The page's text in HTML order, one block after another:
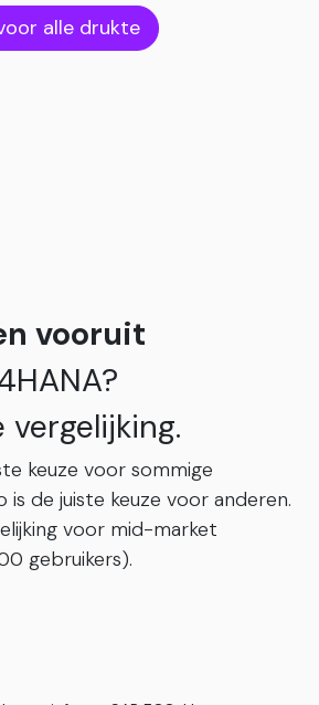
alle drukte
vooruit
vergelijking.
keuze voor sommige
is de juiste keuze voor anderen.
voor mid-market
gebruikers).